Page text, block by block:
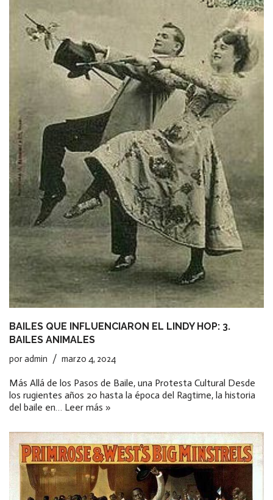
BAILES QUE INFLUENCIARON EL LINDY HOP: 3.
BAILES ANIMALES
poradmin marzo 4, 2024
Más Allá de los Pasos de Baile, una Protesta Cultural Desde
los rugientes años 20 hasta la época del Ragtime, la historia
del baile en… Leer más »